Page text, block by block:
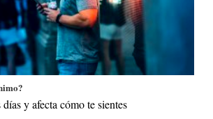
y afecta cómo te sientes